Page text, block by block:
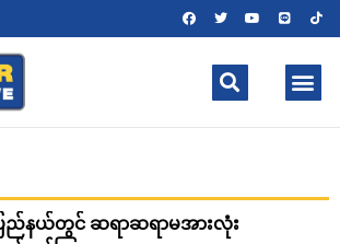
ည်နယ်တွင် ဆရာဆရာမအားလုံး